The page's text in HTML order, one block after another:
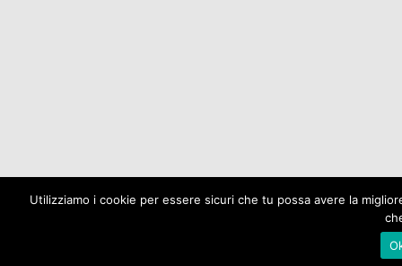
Utilizziamo i cookie per essere sicuri che tu possa avere la